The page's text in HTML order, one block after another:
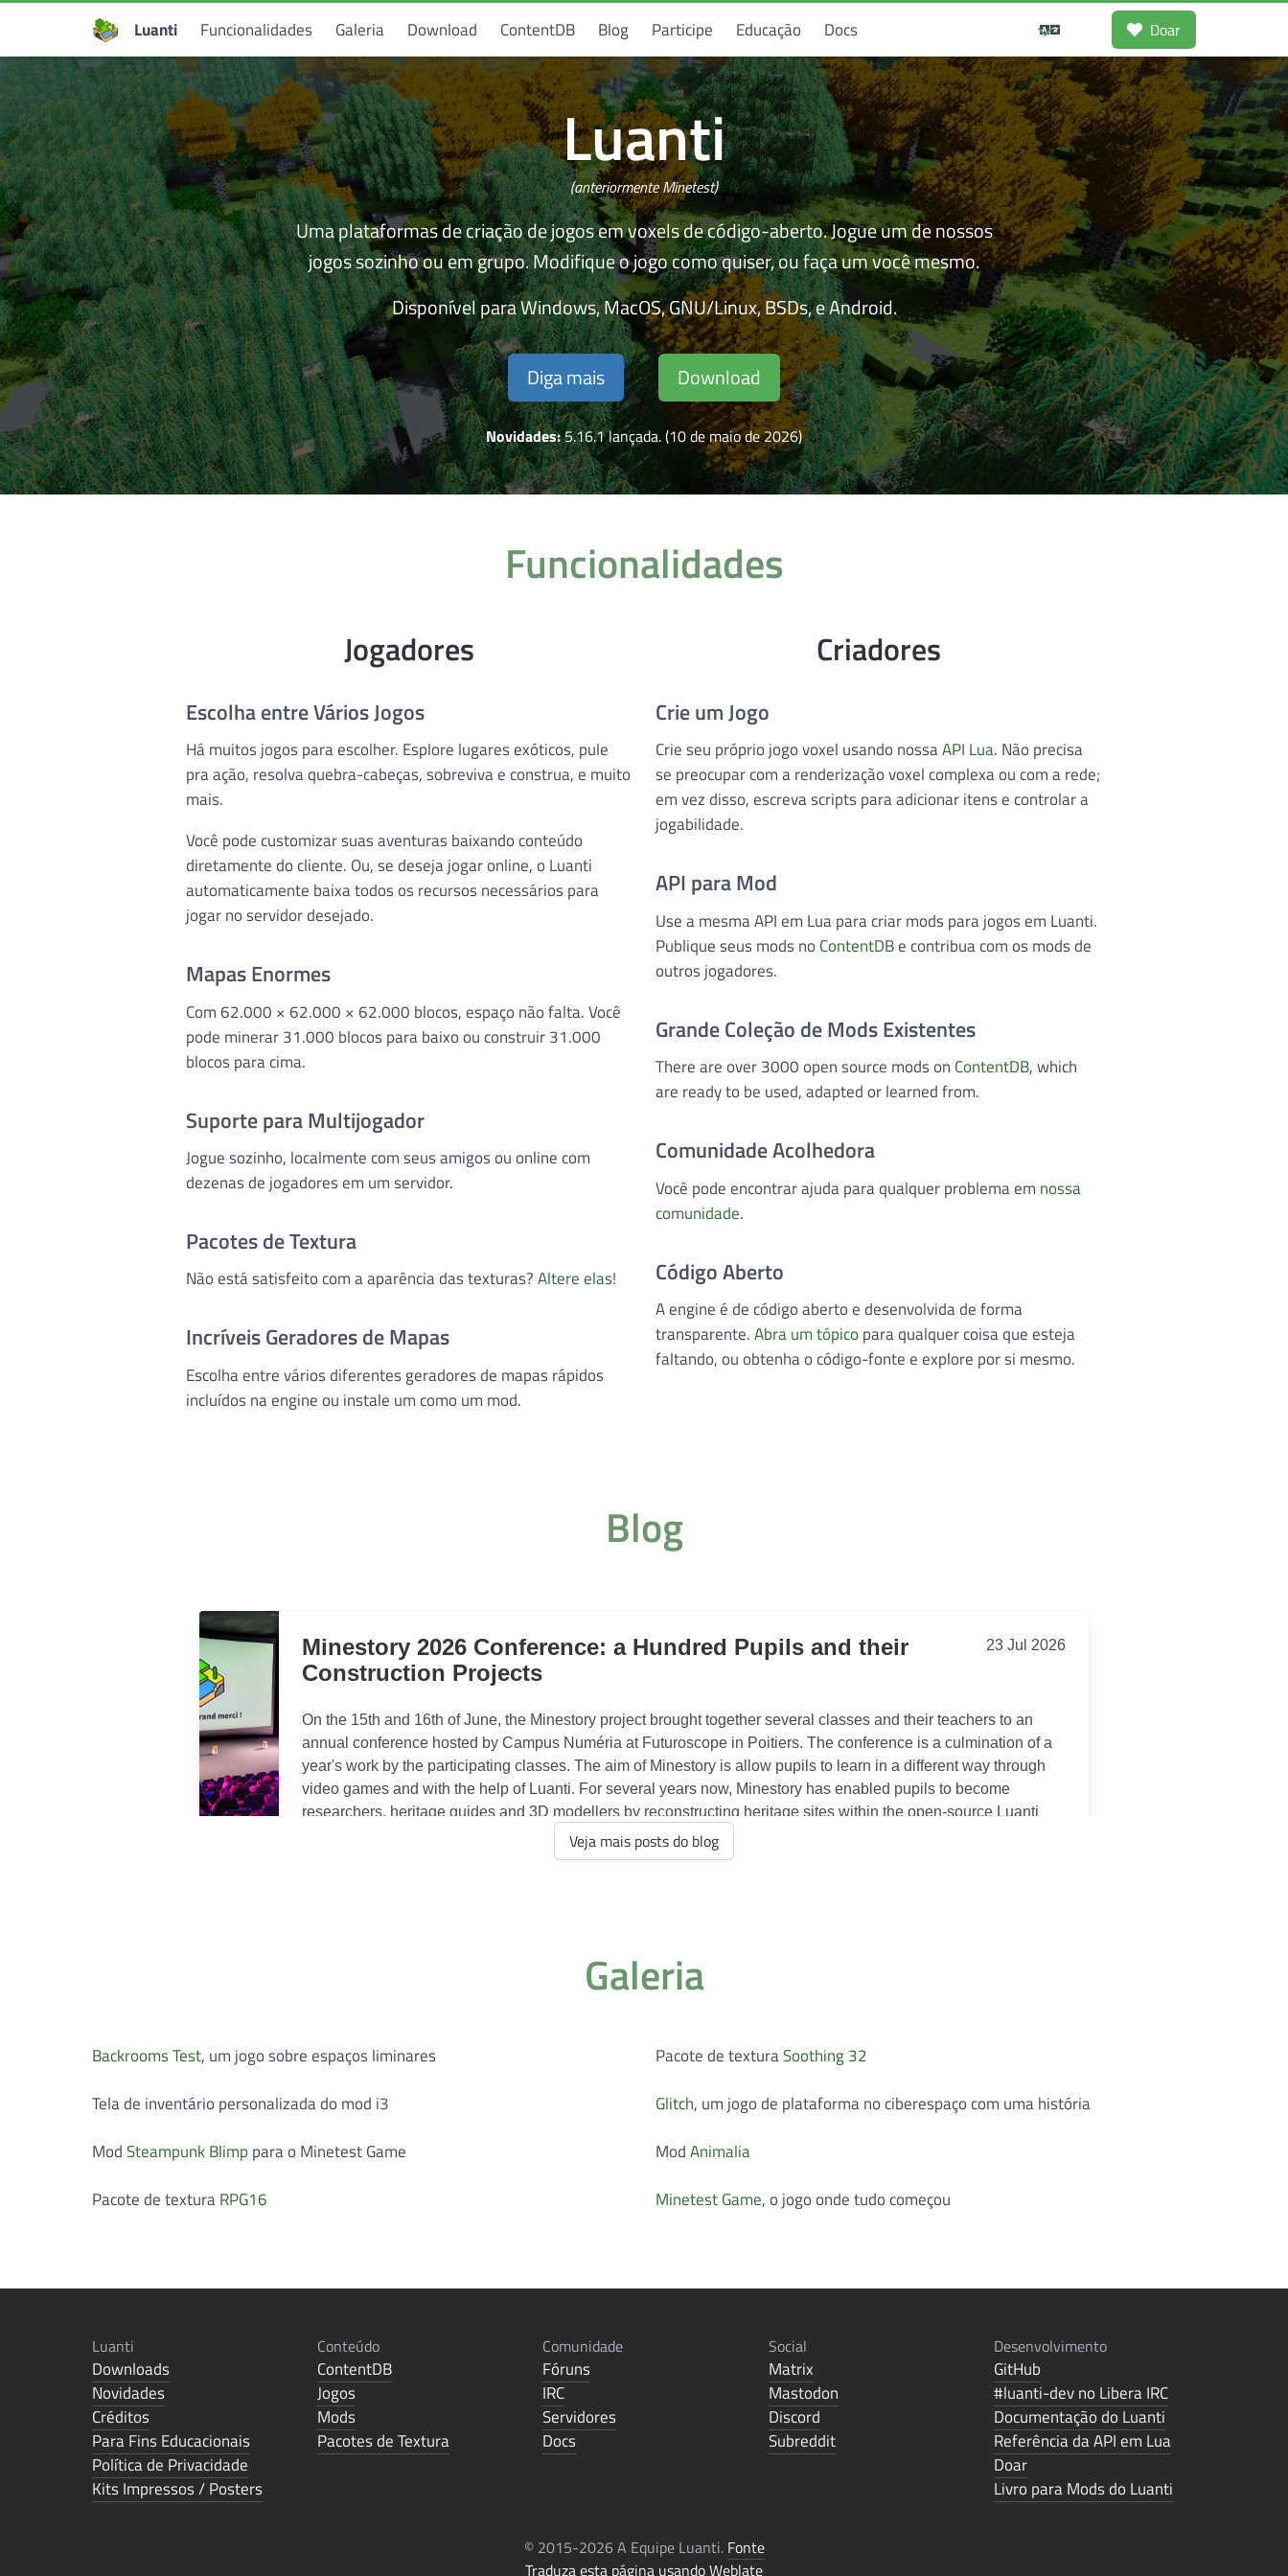
Luanti Funcionalidades Galeria Download ContentDB Blog Participe Educação Docs Doar
Luanti
(anteriormente Minetest)
Uma plataformas de criação de jogos em voxels de código-aberto. Jogue um de nossos
jogos sozinho ou em grupo. Modifique o jogo como quiser, ou faça um você mesmo.
Disponível para Windows, MacOS, GNU/Linux, BSDs, e Android.
Diga mais Download
Novidades:5.16.1 lançada. (10 de maio de 2026)
Funcionalidades
Jogadores
Escolha entre Vários Jogos
Há muitos jogos para escolher. Esplore lugares exóticos, pule
pra ação, resolva quebra-cabeças, sobreviva e construa, e muito
mais.
Você pode customizar suas aventuras baixando conteúdo
diretamente do cliente. Ou, se deseja jogar online, o Luanti
automaticamente baixa todos os recursos necessários para
jogar no servidor desejado.
Mapas Enormes
Com 62.000 × 62.000 × 62.000 blocos, espaço não falta. Você
pode minerar 31.000 blocos para baixo ou construir 31.000
blocos para cima.
Suporte para Multijogador
Jogue sozinho, localmente com seus amigos ou online com
dezenas de jogadores em um servidor.
Pacotes de Textura
Não está satisfeito com a aparência das texturas?Altere elas!
Incríveis Geradores de Mapas
Escolha entre vários diferentes geradores de mapas rápidos
incluídos na engine ou instale um como um mod.
Criadores
Crie um Jogo
Crie seu próprio jogo voxel usando nossaAPI Lua. Não precisa
se preocupar com a renderização voxel complexa ou com a rede;
em vez disso, escreva scripts para adicionar itens e controlar a
jogabilidade.
API para Mod
Use a mesma API em Lua para criar mods para jogos em Luanti.
Publique seus mods no ContentDBe contribua com os mods de
outros jogadores.
Grande Coleção de Mods Existentes
There are over 3000 open source mods on ContentDB, which
are ready to be used, adapted or learned from.
Comunidade Acolhedora
Você pode encontrar ajuda para qualquer problema em nossa
comunidade.
Código Aberto
A engine é de código aberto e desenvolvida de forma
transparente.Abra um tópico para qualquer coisa que esteja
faltando, ou obtenha o código-fonte e explore por si mesmo.
Blog
Veja mais posts do blog
Galeria
Backrooms Test, um jogo sobre espaços liminares Pacote de texturaSoothing 32
Tela de inventário personalizada do mod i3 Glitch, um jogo de plataforma no ciberespaço com uma história
ModSteampunk Blimp para o Minetest Game ModAnimalia
Pacote de texturaRPG16 Minetest Game, o jogo onde tudo começou
Luanti
Downloads
Novidades
Créditos
Para Fins Educacionais
Política de Privacidade
Kits Impressos / Posters
Conteúdo
ContentDB
Jogos
Mods
Pacotes de Textura
Comunidade
Fóruns
IRC
Servidores
Docs
Social
Matrix
Mastodon
Discord
Subreddit
Desenvolvimento
GitHub
#luanti-dev no Libera IRC
Documentação do Luanti
Referência da API em Lua
Doar
Livro para Mods do Luanti
© 2015-2026 A Equipe Luanti. Fonte
Traduza esta página usando Weblate